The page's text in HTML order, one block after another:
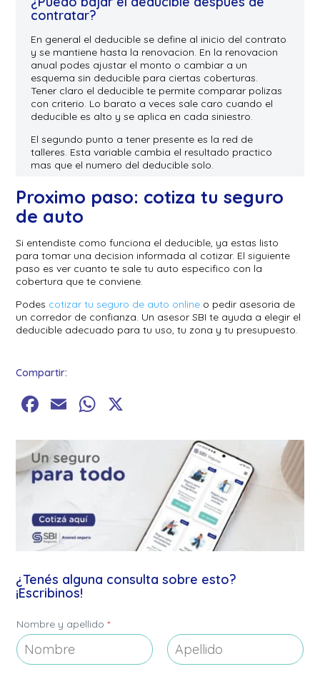
contratar?
En general el deducible se define al inicio del contrato
y se mantiene hasta la renovacion. En la renovacion
anual podes ajustar el monto o cambiar a un
esquema sin deducible para ciertas coberturas.
Tener claro el deducible te permite comparar polizas
con criterio. Lo barato a veces sale caro cuando el
deducible es alto y se aplica en cada siniestro.
El segundo punto a tener presente es la red de
talleres. Esta variable cambia el resultado practico
mas que el numero del deducible solo.
Proximo paso: cotiza tu seguro
de auto
Si entendiste como funciona el deducible, ya estas listo
para tomar una decision informada al cotizar. El siguiente
paso es ver cuanto te sale tu auto especifico con la
cobertura que te conviene.
Podes cotizar tu seguro de auto online o pedir asesoria de
un corredor de confianza. Un asesor SBI te ayuda a elegir el
deducible adecuado para tu uso, tu zona y tu presupuesto.
Compartir:
Facebook
EmailWhatsApp
¿Tenés alguna consulta sobre esto?
¡Escribinos!
o
r
r
Nombre y apellido*